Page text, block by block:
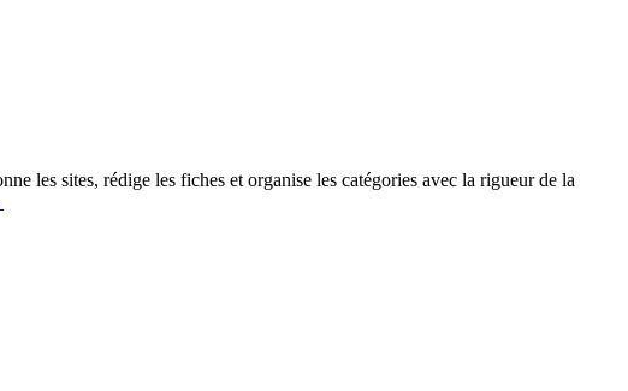
les sites, rédige les fiches et organise les catégories avec la rigueur de la